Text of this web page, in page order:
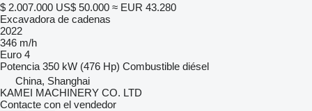
$ 2.007.000 US$ 50.000 ≈ EUR 43.280
Excavadora de cadenas
2022
346 m/h
Euro 4
Potencia 350 kW (476 Hp) Combustible diésel
China, Shanghai
KAMEI MACHINERY CO. LTD
Contacte con el vendedor